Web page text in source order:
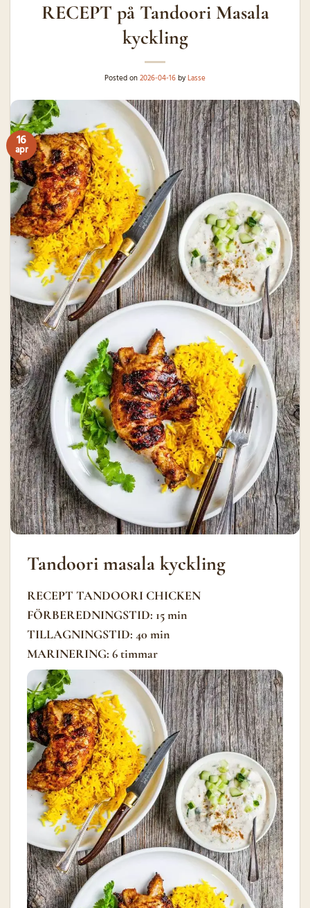
RECEPT på Tandoori Masala
kyckling
Posted on2026-04-16byLasse
16
apr
Tandoori masala kyckling
RECEPT TANDOORI CHICKEN
FÖRBEREDNINGSTID: 15 min
TILLAGNINGSTID: 40 min
MARINERING: 6 timmar